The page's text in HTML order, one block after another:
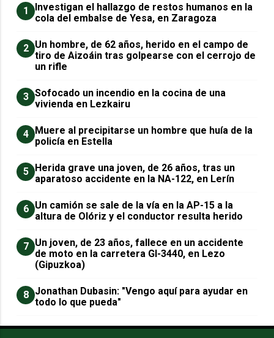
1
Investigan el hallazgo de restos humanos en la
cola del embalse de Yesa, en Zaragoza
2 Un hombre, de 62 años, herido en el campo de
tiro de Aizoáin tras golpearse con el cerrojo de
un rifle
3 Sofocado un incendio en la cocina de una
vivienda en Lezkairu
4 Muere al precipitarse un hombre que huía de la
policía en Estella
5 Herida grave una joven, de 26 años, tras un
aparatoso accidente en la NA-122, en Lerín
6 Un camión se sale de la vía en la AP-15 a la
altura de Olóriz y el conductor resulta herido
7 Un joven, de 23 años, fallece en un accidente
de moto en la carretera GI-3440, en Lezo
(Gipuzkoa)
8 Jonathan Dubasin: "Vengo aquí para ayudar en
todo lo que pueda"